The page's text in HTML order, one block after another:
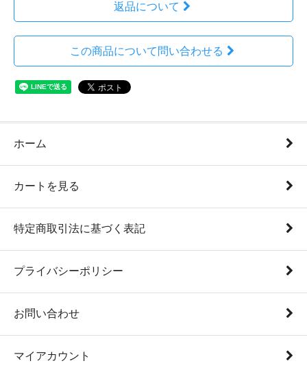
返品について
この商品について問い合わせる
ホーム
カートを見る
特定商取引法に基づく表記
プライバシーポリシー
お問い合わせ
マイアカウント